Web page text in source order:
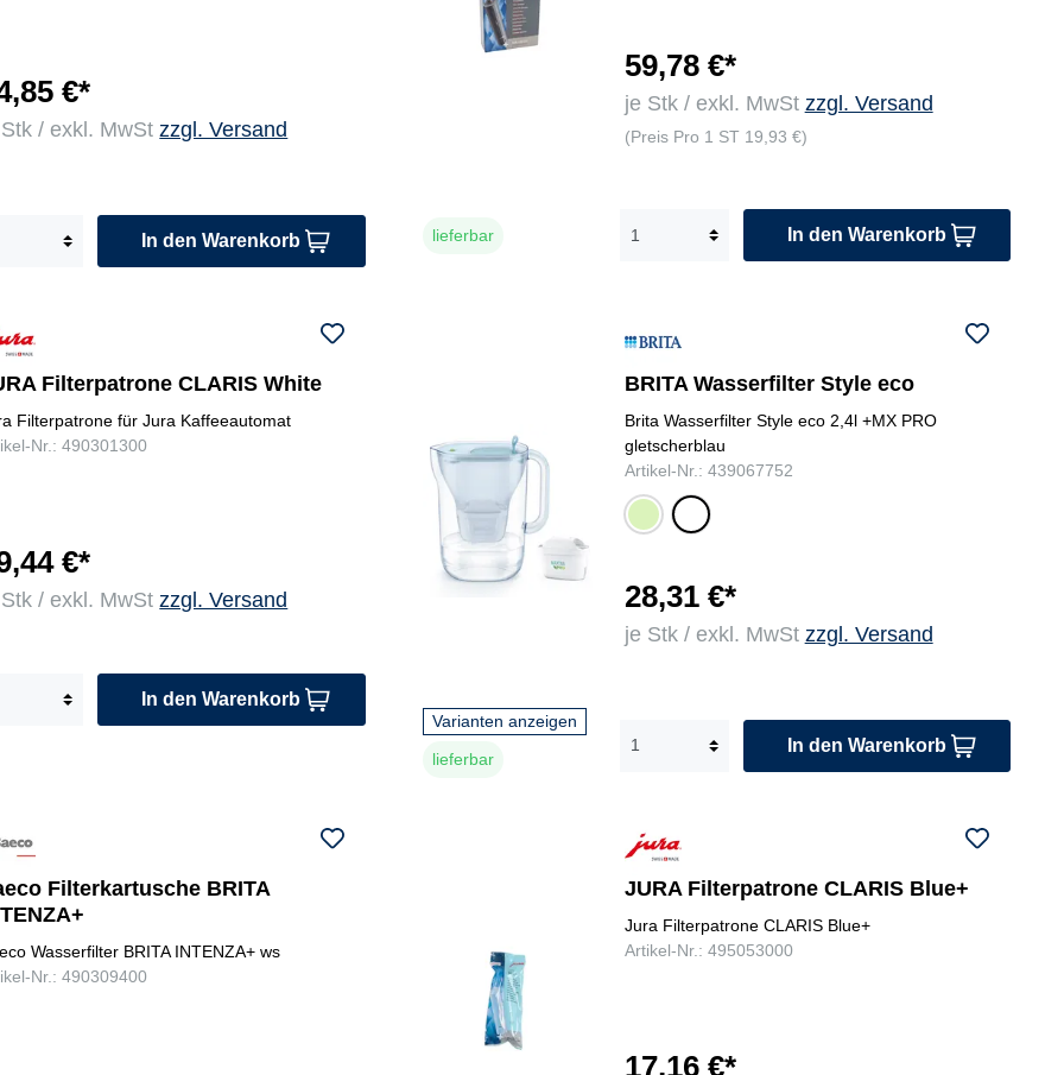
€*
/ exkl. MwStzzgl. Versand
In den Warenkorb
59,78 €*
je Stk / exkl. MwSt zzgl. Versand
(Preis Pro 1 ST 19,93 €)
lieferbar In den Warenkorb
Filterpatrone CLARIS White
Filterpatrone für Jura Kaffeeautomat
Nr.: 490301300
€*
/ exkl. MwStzzgl. Versand
In den Warenkorb
BRITA Wasserfilter Style eco
Brita Wasserfilter Style eco 2,4l +MX PRO
gletscherblau
Artikel-Nr.: 439067752
hell
grü
tsc
rbl
au
28,31 €*
je Stk / exkl. MwSt zzgl. Versand
Varianten anzeigen
lieferbar
In den Warenkorb
Filterkartusche BRITA
Wasserfilter BRITA INTENZA+ ws
Nr.: 490309400
JURA Filterpatrone CLARIS Blue+
Jura Filterpatrone CLARIS Blue+
Artikel-Nr.: 495053000
17,16 €*